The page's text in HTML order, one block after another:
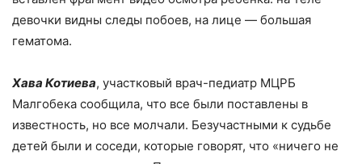
девочки видны следы побоев, на лице — большая
гематома.
Хава Котиева, участковый врач-педиатр МЦРБ
Малгобека сообщила, что все были поставлены в
известность, но все молчали. Безучастными к судьбе
детей были и соседи, которые говорят, что «ничего не